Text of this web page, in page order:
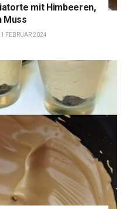
mit Himbeeren,
Muss
FEBRUAR 2024